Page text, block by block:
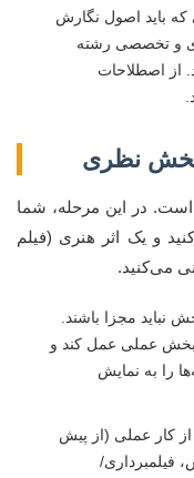
که باید اصول نگارش
و تخصصی رشته
از اصطلاحات
بخش نظری
است. در این مرحله، شما
و یک اثر هنری (فیلم
می‌کنید.
نباید مجزا باشند.
بخش عملی عمل کند و
را به نمایش
کار عملی (از پیش
فیلمبرداری/